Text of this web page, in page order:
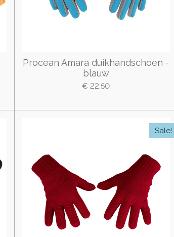
Procean Amara duikhandschoen -
blauw
€ 22,50
Sale!